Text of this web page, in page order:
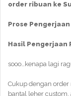
order ribuan ke
Prose
Hasil Pengerjaan
sooo…kenapa lagi
Cukup dengan
bantal leher